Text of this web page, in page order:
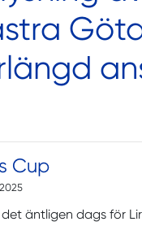
Cup
det äntligen dags för